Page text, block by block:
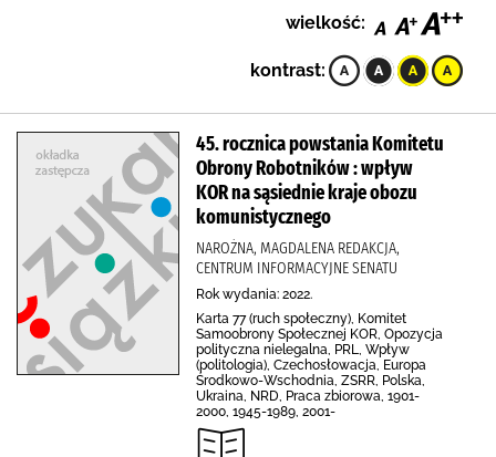
wielkość:
kontrast:
45. rocznica powstania Komitetu
Obrony Robotników : wpływ
KOR na sąsiednie kraje obozu
komunistycznego
NAROŻNA, MAGDALENA REDAKCJA,
CENTRUM INFORMACYJNE SENATU
Rok wydania: 2022.
Karta 77 (ruch społeczny), Komitet
Samoobrony Społecznej KOR, Opozycja
polityczna nielegalna, PRL, Wpływ
(politologia), Czechosłowacja, Europa
Środkowo-Wschodnia, ZSRR, Polska,
Ukraina, NRD, Praca zbiorowa, 1901-
2000, 1945-1989, 2001-